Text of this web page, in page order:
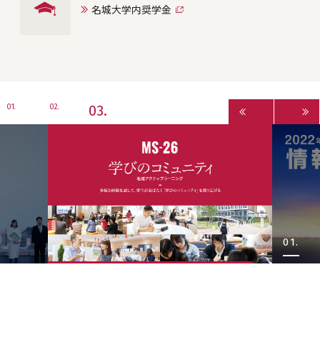
名城大学内奨学金
1 2 3